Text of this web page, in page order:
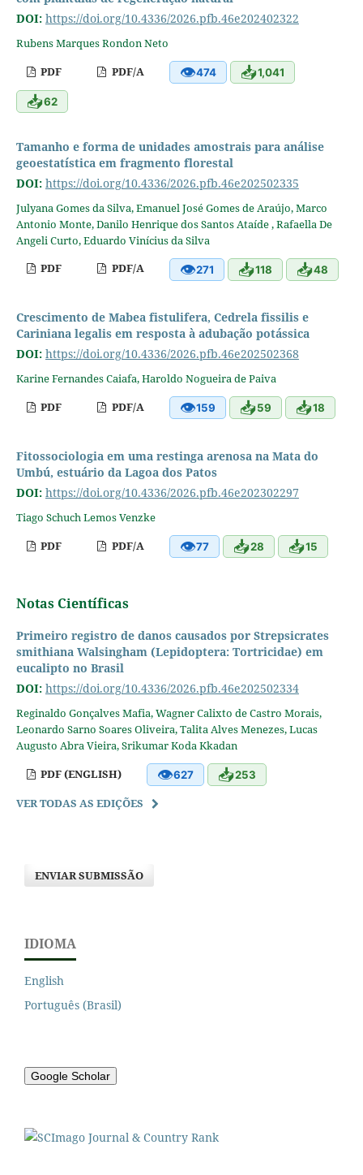
DOI: https://doi.org/10.4336/2026.pfb.46e202402322
Rubens Marques Rondon Neto
PDF
PDF/A 👁474 📥1,041
📥62
Tamanho e forma de unidades amostrais para análise
geoestatística em fragmento florestal
DOI: https://doi.org/10.4336/2026.pfb.46e202502335
Julyana Gomes da Silva, Emanuel José Gomes de Araújo, Marco
Antonio Monte, Danilo Henrique dos Santos Ataíde , Rafaella De
Angeli Curto, Eduardo Vinícius da Silva
PDF
PDF/A 👁271 📥118 📥48
Crescimento de Mabea fistulifera, Cedrela fissilis e
Cariniana legalis em resposta à adubação potássica
DOI: https://doi.org/10.4336/2026.pfb.46e202502368
Karine Fernandes Caiafa, Haroldo Nogueira de Paiva
PDF
PDF/A 👁159 📥59 📥18
Fitossociologia em uma restinga arenosa na Mata do
Umbú, estuário da Lagoa dos Patos
DOI: https://doi.org/10.4336/2026.pfb.46e202302297
Tiago Schuch Lemos Venzke
PDF
PDF/A 👁77 📥28 📥15
Notas Científicas
Primeiro registro de danos causados por Strepsicrates
smithiana Walsingham (Lepidoptera: Tortricidae) em
eucalipto no Brasil
DOI: https://doi.org/10.4336/2026.pfb.46e202502334
Reginaldo Gonçalves Mafia, Wagner Calixto de Castro Morais,
Leonardo Sarno Soares Oliveira, Talita Alves Menezes, Lucas
Augusto Abra Vieira, Srikumar Koda Kkadan
PDF (ENGLISH)
👁627 📥253
VER TODAS AS EDIÇÕES
ENVIAR SUBMISSÃO
IDIOMA
English
Português (Brasil)
Google Scholar